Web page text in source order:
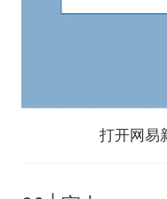
打开网易